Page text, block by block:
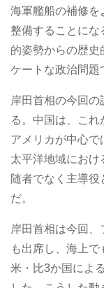
海軍艦船の補修
整備することに
的姿勢からの歴
ケートな政治問題
岸田首相の今回
る。中国は、これ
アメリカが中心
太平洋地域にお
随者でなく主導
だ。
岸田首相は今回
も出席し、海上
米・比3か国によ